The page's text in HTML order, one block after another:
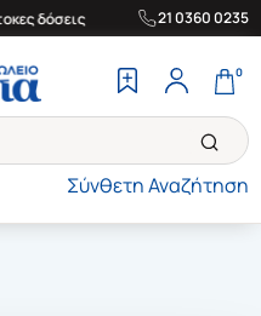
δόσεις | Δωρεάν
21 0360 0235
Σύνθετη Αναζήτηση
0